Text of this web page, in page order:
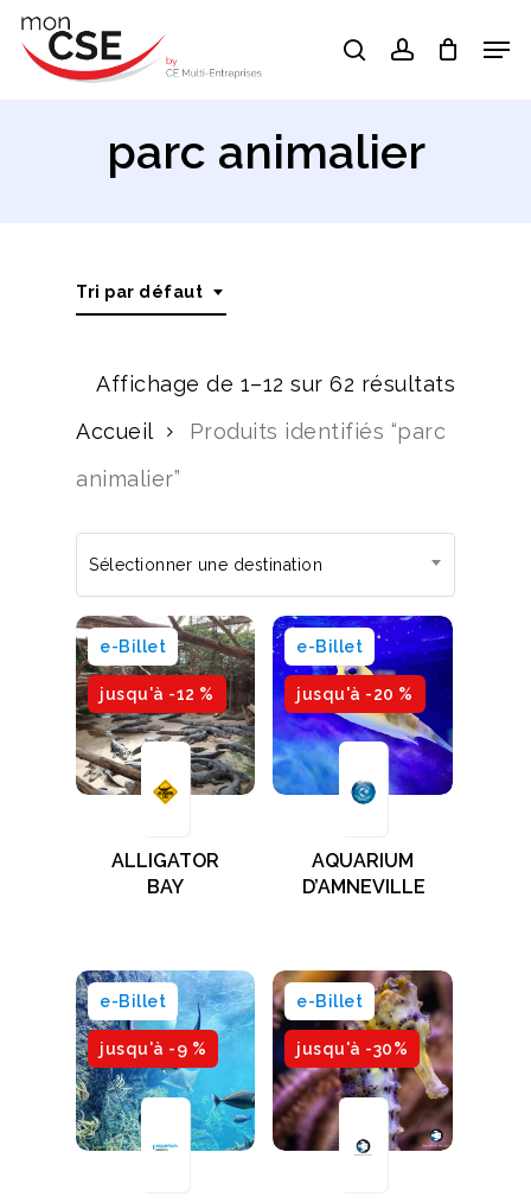
Skip
searchaccount
parc animalier
Tri par défaut
Affichage de 1–12 sur 62 résultats
Accueil
Produits identifiés “parc
animalier”
Sélectionner une destination
jusqu'à -12 %
e-Billet
ALLIGATOR
BAY
jusqu'à -20 %
e-Billet
AQUARIUM
D’AMNEVILLE
jusqu'à -9 %
e-Billet
jusqu'à -30%
e-Billet